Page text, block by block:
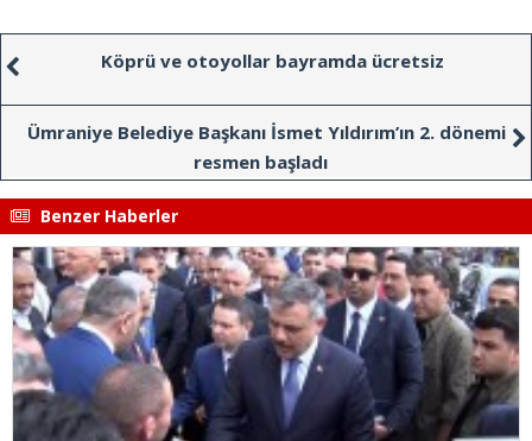
Köprü ve otoyollar bayramda ücretsiz
Ümraniye Belediye Başkanı İsmet Yıldırım’ın 2. dönemi
resmen başladı
Benzer Haberler